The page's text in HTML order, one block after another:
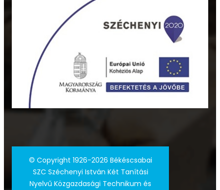
© Copyright 1926-2026 Békéscsabai
SZC Széchenyi István Két Tanítási
Nyelvű Közgazdasági Technikum és